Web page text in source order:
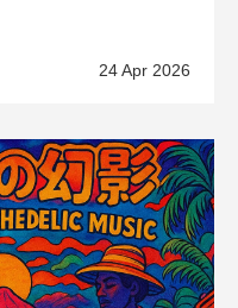
24 Apr 2026